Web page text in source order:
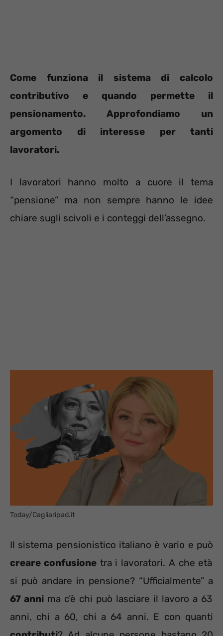
Come funziona il sistema di calcolo
contributivo e quando permette il
pensionamento. Approfondiamo un
argomento di interesse per tanti
lavoratori.
I lavoratori hanno molto a cuore il tema
“pensione” ma non sempre hanno le idee
chiare sugli scivoli e i conteggi dell’assegno.
Today/Cagliaripad.it
Il sistema pensionistico italiano è vario e può
creare confusionetra i lavoratori. A che età
si può andare in pensione? “Ufficialmente” a
67 anni ma c’è chi può lasciare il lavoro a 63
anni, chi a 60, chi a 64 anni. E con quanti